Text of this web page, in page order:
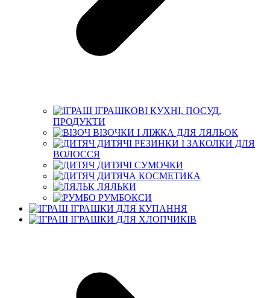
ІГРАШКОВІ КУХНІ, ПОСУД,
ПРОДУКТИ
ВІЗОЧКИ І ЛІЖКА ДЛЯ ЛЯЛЬОК
ДИТЯЧІ РЕЗИНКИ І ЗАКОЛКИ ДЛЯ
ВОЛОССЯ
ДИТЯЧІ СУМОЧКИ
ДИТЯЧА КОСМЕТИКА
ЛЯЛЬКИ
РУМБОКСИ
ІГРАШКИ ДЛЯ КУПАННЯ
ІГРАШКИ ДЛЯ ХЛОПЧИКІВ